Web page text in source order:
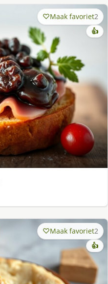
Maak favoriet2
👍
Maak favoriet2
👍